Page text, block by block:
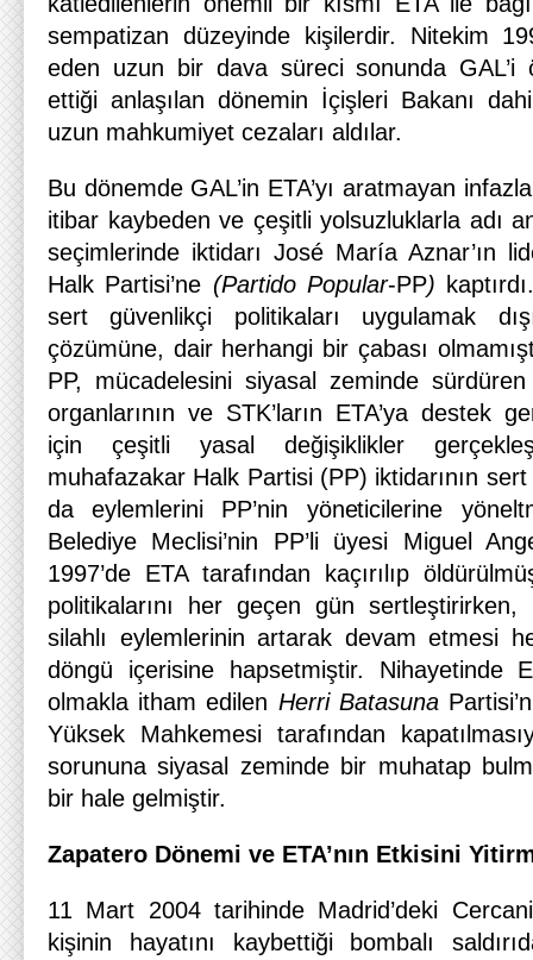
sempatizan düzeyinde kişilerdir. Nitekim
eden uzun bir dava süreci sonunda GAL’i
ettiği anlaşılan dönemin İçişleri Bakanı
uzun mahkumiyet cezaları aldılar.
Bu dönemde GAL’in ETA’yı aratmayan
itibar kaybeden ve çeşitli yolsuzluklarla adı
seçimlerinde iktidarı José María Aznar’ın
Halk Partisi’ne (Partido Popular-PP)
sert güvenlikçi politikaları uygulamak
çözümüne, dair herhangi bir çabası
PP, mücadelesini siyasal zeminde
organlarının ve STK’ların ETA’ya destek
için çeşitli yasal değişiklikler
muhafazakar Halk Partisi (PP) iktidarının sert
da eylemlerini PP’nin yöneticilerine
Belediye Meclisi’nin PP’li üyesi Miguel
1997’de ETA tarafından kaçırılıp
politikalarını her geçen gün sertleştirirken,
silahlı eylemlerinin artarak devam etmesi
döngü içerisine hapsetmiştir. Nihayetinde
olmakla itham edilen Herri Batasuna
Yüksek Mahkemesi tarafından
sorununa siyasal zeminde bir muhatap
bir hale gelmiştir.
Zapatero Dönemi ve ETA’nın Etkisini
11 Mart 2004 tarihinde Madrid’deki
kişinin hayatını kaybettiği bombalı